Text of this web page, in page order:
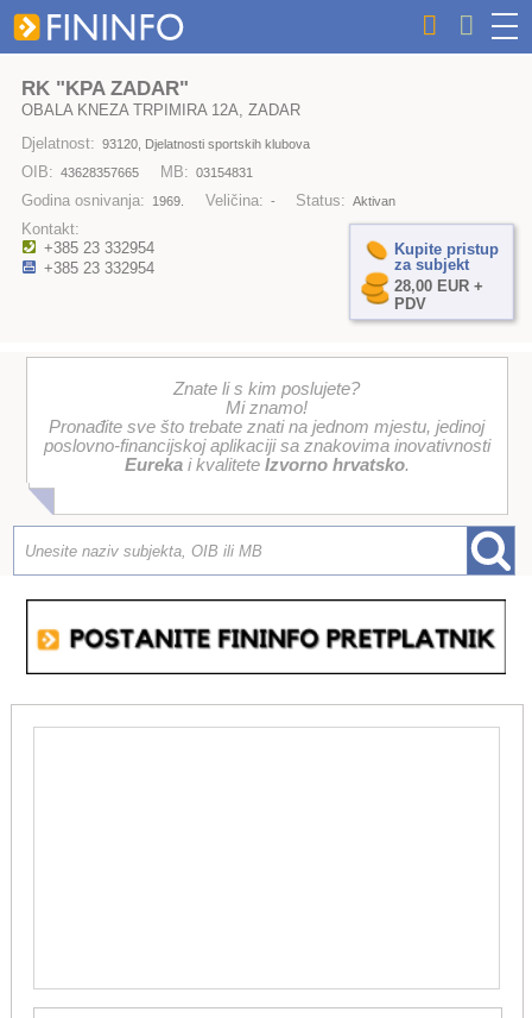
RK "KPA ZADAR"
OBALA KNEZA TRPIMIRA 12A, ZADAR
Djelatnost: 93120, Djelatnosti sportskih klubova
OIB: 43628357665 MB: 03154831
Godina osnivanja: 1969. Veličina: - Status: Aktivan
Kontakt:
+385 23 332954
+385 23 332954
Kupite pristup
za subjekt
28,00 EUR +
PDV
Znate li s kim poslujete?
Mi znamo!
Pronađite sve što trebate znati na jednom mjestu, jedinoj
poslovno-financijskoj aplikaciji sa znakovima inovativnosti
Eurekai kvalitete Izvorno hrvatsko.